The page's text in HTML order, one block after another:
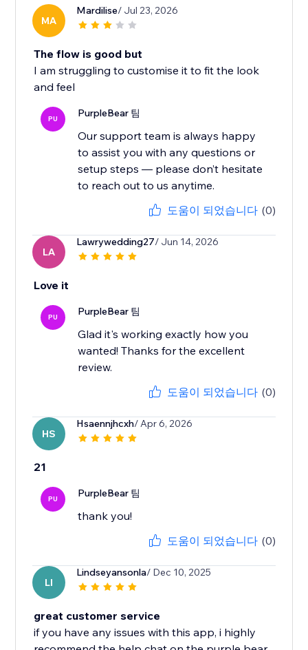
MA
Mardilise/ Jul 23, 2026
The flow is good but
I am struggling to customise it to fit the look
and feel
PU PurpleBear 팀
Our support team is always happy
to assist you with any questions or
setup steps — please don’t hesitate
to reach out to us anytime.
도움이 되었습니다 (0)
LA
Lawrywedding27/ Jun 14, 2026
Love it
PU PurpleBear 팀
Glad it's working exactly how you
wanted! Thanks for the excellent
review.
도움이 되었습니다 (0)
HS
Hsaennjhcxh/ Apr 6, 2026
21
PU PurpleBear 팀
thank you!
도움이 되었습니다 (0)
LI
Lindseyansonla/ Dec 10, 2025
great customer service
if you have any issues with this app, i highly